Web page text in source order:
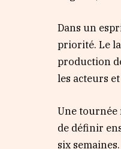
Dans un
priorité. Le
production
les acteurs
Une tournée
de définir
six semaines.